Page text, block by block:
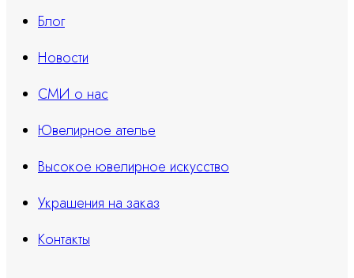
Блог
Новости
СМИ о нас
Ювелирное ателье
Высокое ювелирное искусство
Украшения на заказ
Контакты